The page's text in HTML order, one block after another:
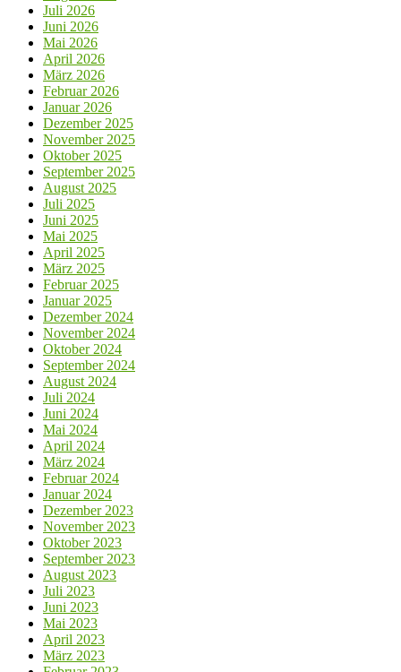
Juli 2026
Juni 2026
Mai 2026
April 2026
März 2026
Februar 2026
Januar 2026
Dezember 2025
November 2025
Oktober 2025
September 2025
August 2025
Juli 2025
Juni 2025
Mai 2025
April 2025
März 2025
Februar 2025
Januar 2025
Dezember 2024
November 2024
Oktober 2024
September 2024
August 2024
Juli 2024
Juni 2024
Mai 2024
April 2024
März 2024
Februar 2024
Januar 2024
Dezember 2023
November 2023
Oktober 2023
September 2023
August 2023
Juli 2023
Juni 2023
Mai 2023
April 2023
März 2023